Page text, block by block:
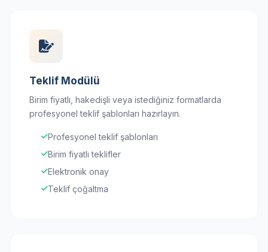
Teklif Modülü
Birim fiyatlı, hakedişli veya istediğiniz formatlarda
profesyonel teklif şablonları hazırlayın.
Profesyonel teklif şablonları
Birim fiyatlı teklifler
Elektronik onay
Teklif çoğaltma